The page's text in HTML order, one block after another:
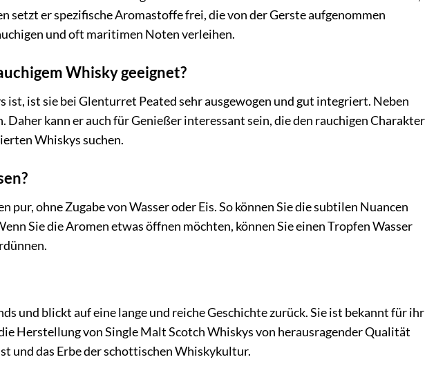
setzt er spezifische Aromastoffe frei, die von der Gerste aufgenommen
und oft maritimen Noten verleihen.
Whisky geeignet?
ist sie bei Glenturret Peated sehr ausgewogen und gut integriert. Neben
kann er auch für Genießer interessant sein, die den rauchigen Charakter
Whiskys suchen.
ohne Zugabe von Wasser oder Eis. So können Sie die subtilen Nuancen
Sie die Aromen etwas öffnen möchten, können Sie einen Tropfen Wasser
und blickt auf eine lange und reiche Geschichte zurück. Sie ist bekannt für ihr
Herstellung von Single Malt Scotch Whiskys von herausragender Qualität
und das Erbe der schottischen Whiskykultur.